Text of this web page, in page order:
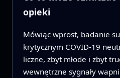
opieki
Mówiąc wprost, badanie
krytycznym COVID-19
liczne, zbyt młode i zbyt
wewnętrzne sygnały